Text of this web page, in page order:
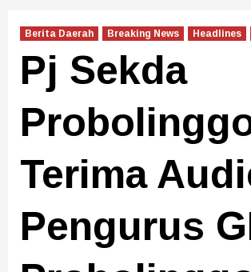
Berita Daerah Breaking News Headlines
Pj Sekda
Terima
Pengurus